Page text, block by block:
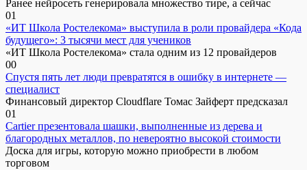
Ранее нейросеть генерировала множество тире, а сейчас
01
«ИТ Школа Ростелекома» выступила в роли провайдера «Кода
будущего»: 3 тысячи мест для учеников
«ИТ Школа Ростелекома» стала одним из 12 провайдеров
00
Спустя пять лет люди превратятся в ошибку в интернете —
специалист
Финансовый директор Cloudflare Томас Зайферт предсказал
01
Cartier презентовала шашки, выполненные из дерева и
благородных металлов, по невероятно высокой стоимости
Доска для игры, которую можно приобрести в любом
торговом